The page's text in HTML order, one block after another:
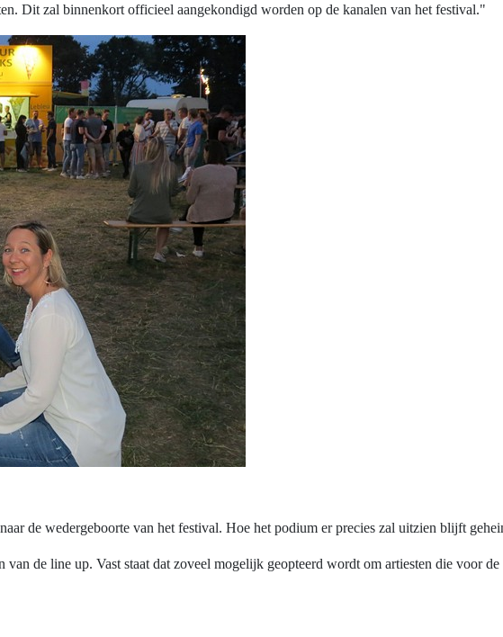
Dit zal binnenkort officieel aangekondigd worden op de kanalen van het festival."
de wedergeboorte van het festival. Hoe het podium er precies zal uitzien blijft
van de line up. Vast staat dat zoveel mogelijk geopteerd wordt om artiesten die voor